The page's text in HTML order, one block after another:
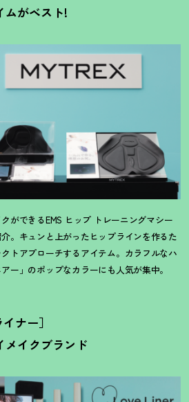
ムがベスト!
ができるEMS ヒップ トレーニングマシー
。キュンと上がったヒップラインを作るた
トアプローチするアイテム。カラフルなハ
ー」のポップなカラーにも人気が集中。
ナー］
メイクブランド